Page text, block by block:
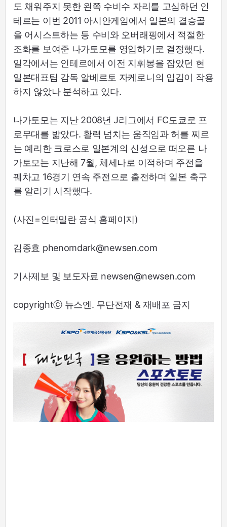
도 채워주지 못한 왼쪽 수비수 자리를 고심하던 인
테르는 이번 2011 아시안게임에서 일본의 결승골
을 어시스트하는 등 수비와 오버래핑에서 적절한
조화를 보여준 나가토모를 영입하기로 결정했다.
일각에서는 인테르에서 이전 지휘봉을 잡았던 현
일본대표팀 감독 알베르토 자케로니의 입김이 작용
하지 않았나 분석하고 있다.
나가토모는 지난 2008년 J리그에서 FC도쿄로 프
로무대를 밟았다. 활력 넘치는 움직임과 허를 찌르
는 예리한 크로스로 일본계의 신성으로 떠오른 나
가토모는 지난해 7월, 체세나로 이적하며 주전을
꿰차고 16경기 연속 주전으로 출전하며 일본 축구
를 알리기 시작했다.
(사진=인터밀란 공식 홈페이지)
김종효 phenomdark@newsen.com
기사제보 및 보도자료 newsen@newsen.com
copyrightⓒ 뉴스엔. 무단전재 & 재배포 금지